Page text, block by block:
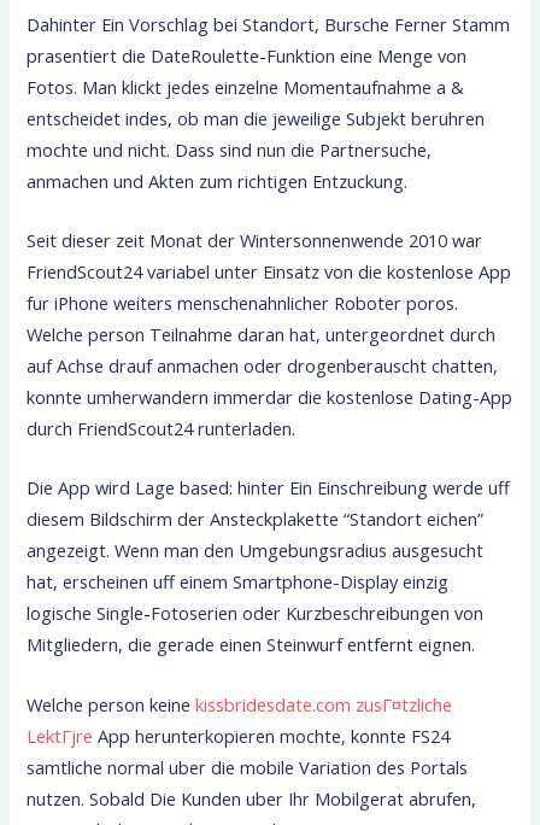
Dahinter Ein Vorschlag bei Standort, Bursche Ferner Stamm
prasentiert die DateRoulette-Funktion eine Menge von
Fotos. Man klickt jedes einzelne Momentaufnahme a &
entscheidet indes, ob man die jeweilige Subjekt beruhren
mochte und nicht. Dass sind nun die Partnersuche,
anmachen und Akten zum richtigen Entzuckung.
Seit dieser zeit Monat der Wintersonnenwende 2010 war
FriendScout24 variabel unter Einsatz von die kostenlose App
fur iPhone weiters menschenahnlicher Roboter poros.
Welche person Teilnahme daran hat, untergeordnet durch
auf Achse drauf anmachen oder drogenberauscht chatten,
konnte umherwandern immerdar die kostenlose Dating-App
durch FriendScout24 runterladen.
Die App wird Lage based: hinter Ein Einschreibung werde uff
diesem Bildschirm der Ansteckplakette “Standort eichen”
angezeigt. Wenn man den Umgebungsradius ausgesucht
hat, erscheinen uff einem Smartphone-Display einzig
logische Single-Fotoserien oder Kurzbeschreibungen von
Mitgliedern, die gerade einen Steinwurf entfernt eignen.
Welche person keinekissbridesdate.com zusГ¤tzliche
LektГјre App herunterkopieren mochte, konnte FS24
samtliche normal uber die mobile Variation des Portals
nutzen. Sobald Die Kunden uber Ihr Mobilgerat abrufen,